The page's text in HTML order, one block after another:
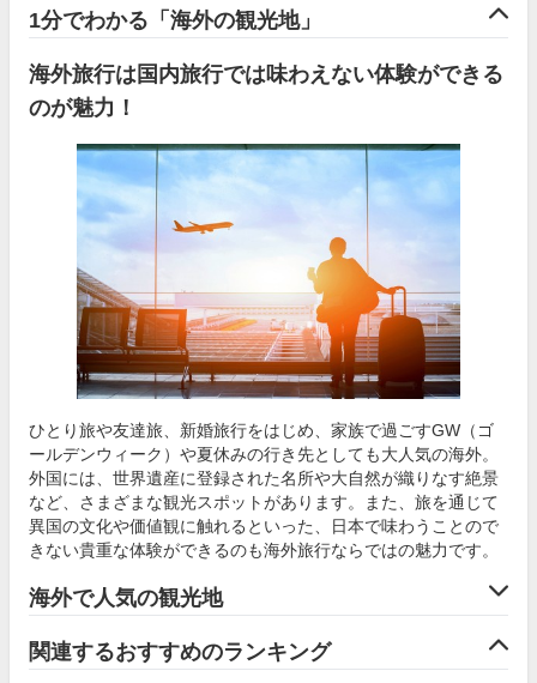
1分でわかる「海外の観光地」
海外旅行は国内旅行では味わえない体験ができる
のが魅力！
ひとり旅や友達旅、新婚旅行をはじめ、家族で過ごすGW（ゴ
ールデンウィーク）や夏休みの行き先としても大人気の海外。
外国には、世界遺産に登録された名所や大自然が織りなす絶景
など、さまざまな観光スポットがあります。また、旅を通じて
異国の文化や価値観に触れるといった、日本で味わうことので
きない貴重な体験ができるのも海外旅行ならではの魅力です。
海外で人気の観光地
関連するおすすめのランキング